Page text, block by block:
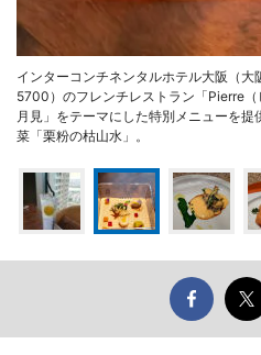
インターコンチネンタルホテル大阪（
5700）のフレンチレストラン「Pierre
月見」をテーマにした特別メニューを
菜「栗粉の枯山水」。